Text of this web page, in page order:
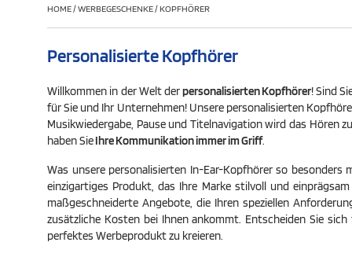
HOME/WERBEGESCHENKE/KOPFHÖRER
Personalisierte Kopfhörer
Willkommen in der Welt derpersonalisierten Kopfhörer! Sind
für Sie und Ihr Unternehmen! Unsere personalisierten
Musikwiedergabe, Pause und Titelnavigation wird das Hören
haben SieIhre Kommunikation immer im Griff.
Was unsere personalisierten In-Ear-Kopfhörer so
einzigartiges Produkt, das Ihre Marke stilvoll und
maßgeschneiderte Angebote, die Ihren speziellen
zusätzliche Kosten bei Ihnen ankommt. Entscheiden Sie
perfektes Werbeprodukt zu kreieren.